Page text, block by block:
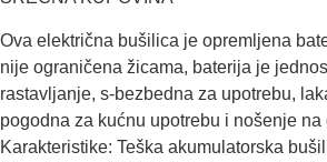
Ova električna bušilica je opremljena
nije ograničena žicama, baterija je
rastavljanje, s-bezbedna za upotrebu,
pogodna za kućnu upotrebu i nošenje na
Karakteristike: Teška akumulatorska